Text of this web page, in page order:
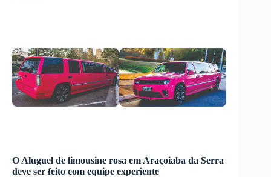
O Aluguel de limousine rosa em Araçoiaba da Serra
deve ser feito com equipe experiente